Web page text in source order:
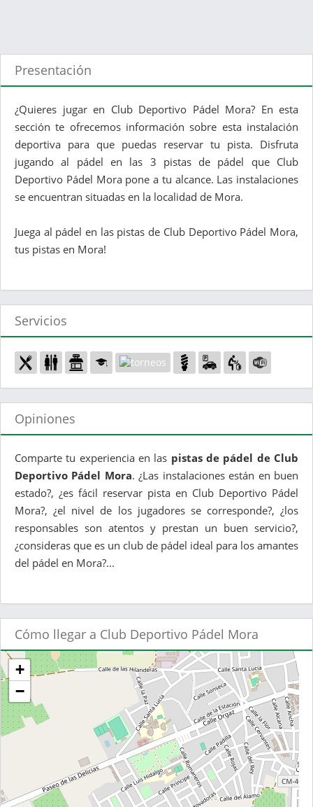
Presentación
¿Quieres jugar en Club Deportivo Pádel Mora? En esta
sección te ofrecemos información sobre esta instalación
deportiva para que puedas reservar tu pista. Disfruta
jugando al pádel en las 3 pistas de pádel que Club
Deportivo Pádel Mora pone a tu alcance. Las instalaciones
se encuentran situadas en la localidad de Mora.
Juega al pádel en las pistas de Club Deportivo Pádel Mora,
tus pistas en Mora!
Servicios
Opiniones
Comparte tu experiencia en las pistas de pádel de Club
Deportivo Pádel Mora. ¿Las instalaciones están en buen
estado?, ¿es fácil reservar pista en Club Deportivo Pádel
Mora?, ¿el nivel de los jugadores se corresponde?, ¿los
responsables son atentos y prestan un buen servicio?,
¿consideras que es un club de pádel ideal para los amantes
del pádel en Mora?...
Cómo llegar a Club Deportivo Pádel Mora
+
−